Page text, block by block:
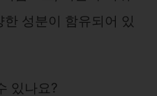
성분이 함유되어 있
있나요?